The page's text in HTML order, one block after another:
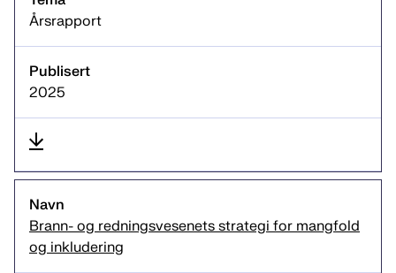
Årsrapport
2025
Brann- og redningsvesenets strategi for mangfold
og inkludering